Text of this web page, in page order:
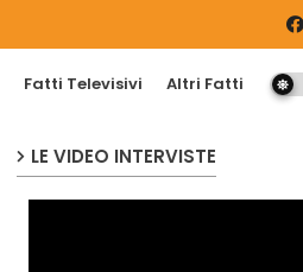
Fatti Televisivi Altri Fatti
LE VIDEO INTERVISTE